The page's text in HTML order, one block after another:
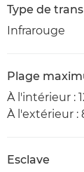
Type de
Infrarouge
Plage
À l'intérieur :
À l'extérieur :
Esclave